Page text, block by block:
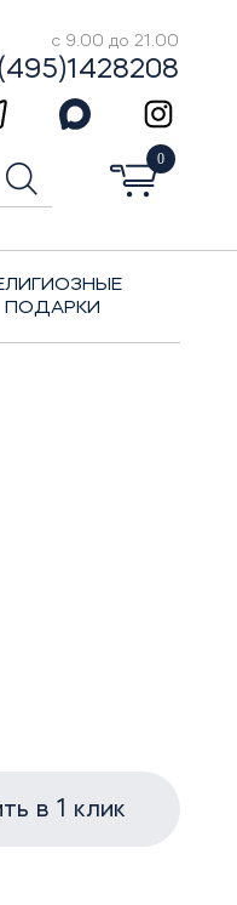
с 9.00 до 21.00
0
ПОДАРКИ
в 1 клик